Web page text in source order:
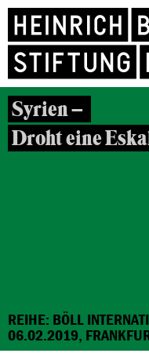
Syrien –
Droht eine
REIHE: BÖLL
06.02.2019,